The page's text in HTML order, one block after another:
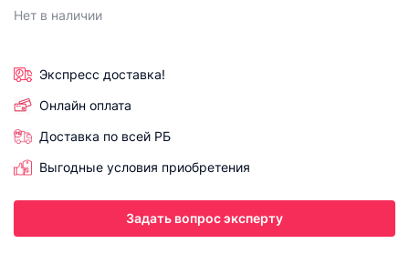
Нет в наличии
Экспресс доставка!
Онлайн оплата
Доставка по всей РБ
Выгодные условия приобретения
Задать вопрос эксперту